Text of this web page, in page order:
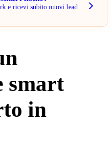
e ricevi subito nuovi lead
smart
in